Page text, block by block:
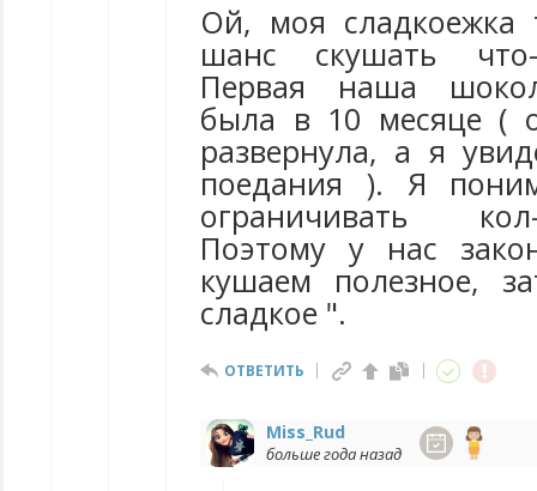
Ой, моя сладкоежка
шанс скушать что-
Первая наша
была в 10 месяце (
развернула, а я
поедания ). Я
ограничивать
Поэтому у нас
кушаем полезное,
сладкое ".
ОТВЕТИТЬ
Miss_Rud
больше года назад